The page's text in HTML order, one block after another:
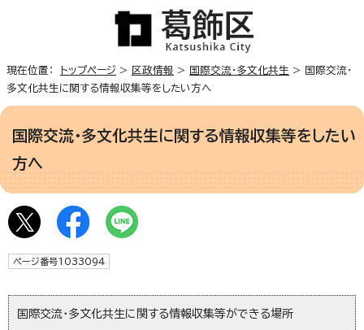
現在位置： トップページ > 区政情報 > 国際交流・多文化共生 > 国際交流・
多文化共生に関する情報収集等をしたい方へ
国際交流・多文化共生に関する情報収集等をしたい
方へ
ページ番号1033094
国際交流・多文化共生に関する情報収集等ができる場所